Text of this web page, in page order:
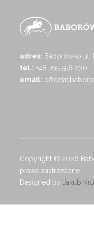
adres: Baborówko ul.
tel.: +48 795 556 230
email:
Copyright © 2026
prawa zastrzeżone.
Designed by Jakub